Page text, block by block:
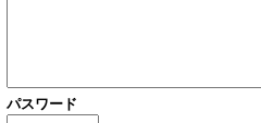
パスワード